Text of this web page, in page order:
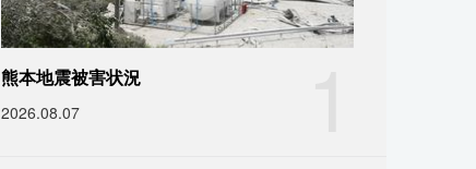
熊本地震被害状況
2026.08.07